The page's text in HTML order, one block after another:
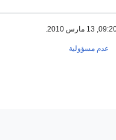
عدم مسؤولية